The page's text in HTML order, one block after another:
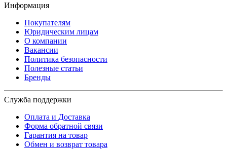
Информация
Покупателям
Юридическим лицам
О компании
Вакансии
Политика безопасности
Полезные статьи
Бренды
Служба поддержки
Оплата и Доставка
Форма обратной связи
Гарантия на товар
Обмен и возврат товара